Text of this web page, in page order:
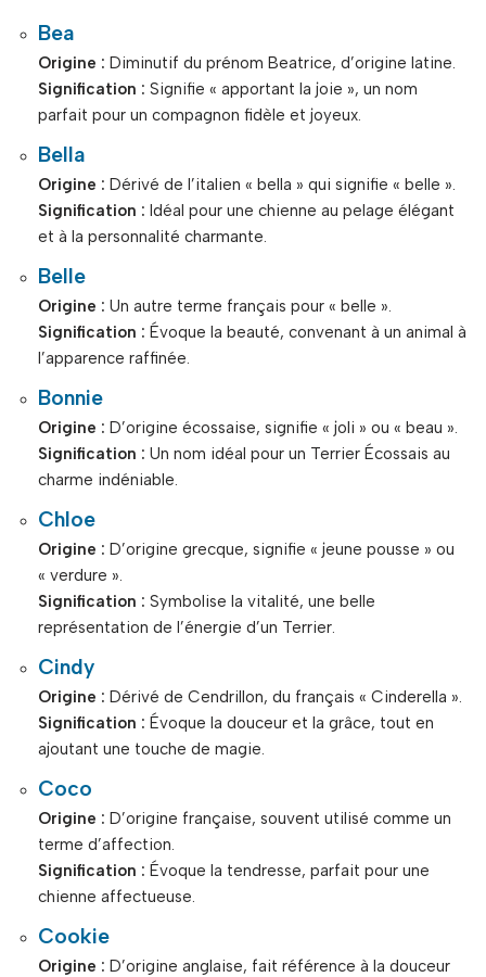
Bea
Origine : Diminutif du prénom Beatrice, d’origine latine.
Signification : Signifie « apportant la joie », un nom
parfait pour un compagnon fidèle et joyeux.
Bella
Origine : Dérivé de l’italien « bella » qui signifie « belle ».
Signification : Idéal pour une chienne au pelage élégant
et à la personnalité charmante.
Belle
Origine : Un autre terme français pour « belle ».
Signification : Évoque la beauté, convenant à un animal à
l’apparence raffinée.
Bonnie
Origine : D’origine écossaise, signifie « joli » ou « beau ».
Signification : Un nom idéal pour un Terrier Écossais au
charme indéniable.
Chloe
Origine : D’origine grecque, signifie « jeune pousse » ou
« verdure ».
Signification : Symbolise la vitalité, une belle
représentation de l’énergie d’un Terrier.
Cindy
Origine : Dérivé de Cendrillon, du français « Cinderella ».
Signification : Évoque la douceur et la grâce, tout en
ajoutant une touche de magie.
Coco
Origine : D’origine française, souvent utilisé comme un
terme d’affection.
Signification : Évoque la tendresse, parfait pour une
chienne affectueuse.
Cookie
Origine : D’origine anglaise, fait référence à la douceur